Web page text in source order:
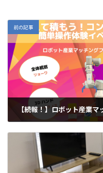
前の記事